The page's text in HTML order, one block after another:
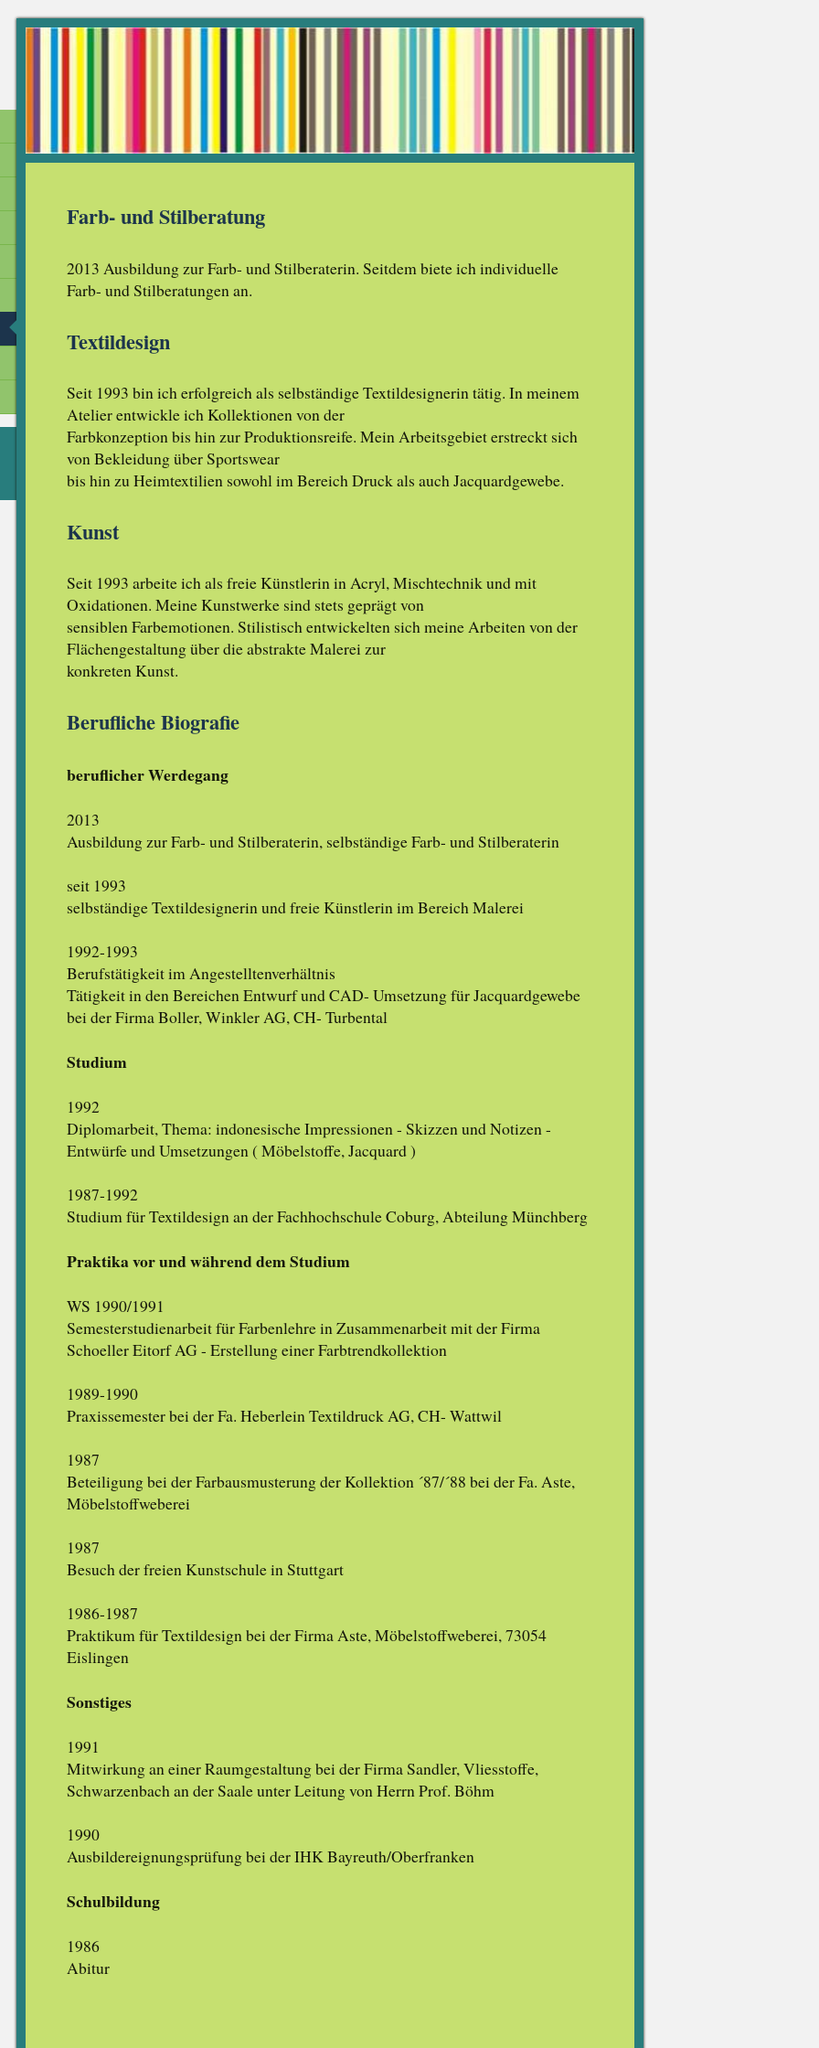
Farb- und Stilberatung
2013 Ausbildung zur Farb- und Stilberaterin. Seitdem biete ich individuelle
Farb- und Stilberatungen an.
Textildesign
Seit 1993 bin ich erfolgreich als selbständige Textildesignerin tätig. In meinem
Atelier entwickle ich Kollektionen von der
Farbkonzeption bis hin zur Produktionsreife. Mein Arbeitsgebiet erstreckt sich
von Bekleidung über Sportswear
bis hin zu Heimtextilien sowohl im Bereich Druck als auch Jacquardgewebe.
Kunst
Seit 1993 arbeite ich als freie Künstlerin in Acryl, Mischtechnik und mit
Oxidationen. Meine Kunstwerke sind stets geprägt von
sensiblen Farbemotionen. Stilistisch entwickelten sich meine Arbeiten von der
Flächengestaltung über die abstrakte Malerei zur
konkreten Kunst.
Berufliche Biografie
beruflicher Werdegang
2013
Ausbildung zur Farb- und Stilberaterin, selbständige Farb- und Stilberaterin
seit 1993
selbständige Textildesignerin und freie Künstlerin im Bereich Malerei
1992-1993
Berufstätigkeit im Angestelltenverhältnis
Tätigkeit in den Bereichen Entwurf und CAD- Umsetzung für Jacquardgewebe
bei der Firma Boller, Winkler AG, CH- Turbental
Studium
1992
Diplomarbeit, Thema: indonesische Impressionen - Skizzen und Notizen -
Entwürfe und Umsetzungen ( Möbelstoffe, Jacquard )
1987-1992
Studium für Textildesign an der Fachhochschule Coburg, Abteilung Münchberg
Praktika vor und während dem Studium
WS 1990/1991
Semesterstudienarbeit für Farbenlehre in Zusammenarbeit mit der Firma
Schoeller Eitorf AG - Erstellung einer Farbtrendkollektion
1989-1990
Praxissemester bei der Fa. Heberlein Textildruck AG, CH- Wattwil
1987
Beteiligung bei der Farbausmusterung der Kollektion ´87/´88 bei der Fa. Aste,
Möbelstoffweberei
1987
Besuch der freien Kunstschule in Stuttgart
1986-1987
Praktikum für Textildesign bei der Firma Aste, Möbelstoffweberei, 73054
Eislingen
Sonstiges
1991
Mitwirkung an einer Raumgestaltung bei der Firma Sandler, Vliesstoffe,
Schwarzenbach an der Saale unter Leitung von Herrn Prof. Böhm
1990
Ausbildereignungsprüfung bei der IHK Bayreuth/Oberfranken
Schulbildung
1986
Abitur